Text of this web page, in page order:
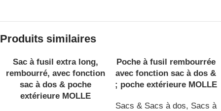
Produits similaires
EN RU
PTURE
DE ST
Sac à fusil extra long,
rembourré, avec fonction
sac à dos & poche
extérieure MOLLE
EN RU
PTURE
DE ST
OCK
Poche à fusil rembourrée
avec fonction sac à dos &
; poche extérieure MOLLE
Sacs & Sacs à dos, Sacs à